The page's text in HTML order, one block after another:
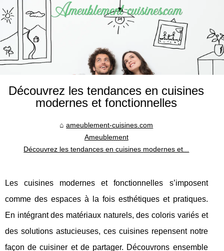
Découvrez les tendances en cuisines
modernes et fonctionnelles
ameublement-cuisines.com
Ameublement
Découvrez les tendances en cuisines modernes et...
Les cuisines modernes et fonctionnelles s’imposent
comme des espaces à la fois esthétiques et pratiques.
En intégrant des matériaux naturels, des coloris variés et
des solutions astucieuses, ces cuisines repensent notre
façon de cuisiner et de partager. Découvrons ensemble